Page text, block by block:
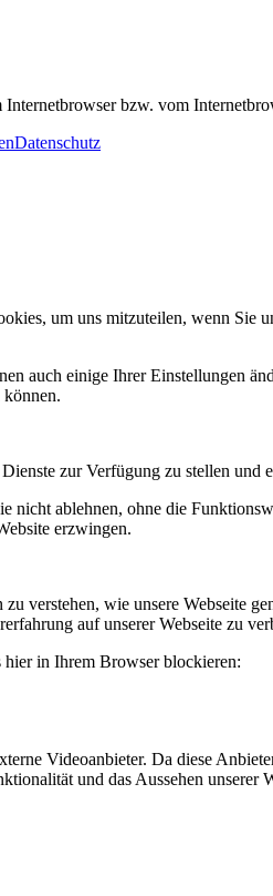
bzw. vom
Datenschutz
um uns mitzuteilen, wenn Sie
auch einige Ihrer Einstellungen
zur Verfügung zu stellen und
ablehnen, ohne die
erzwingen.
verstehen, wie unsere
auf unserer Webseite zu
hier in Ihrem Browser blockieren:
Videoanbieter. Da diese
und das Aussehen